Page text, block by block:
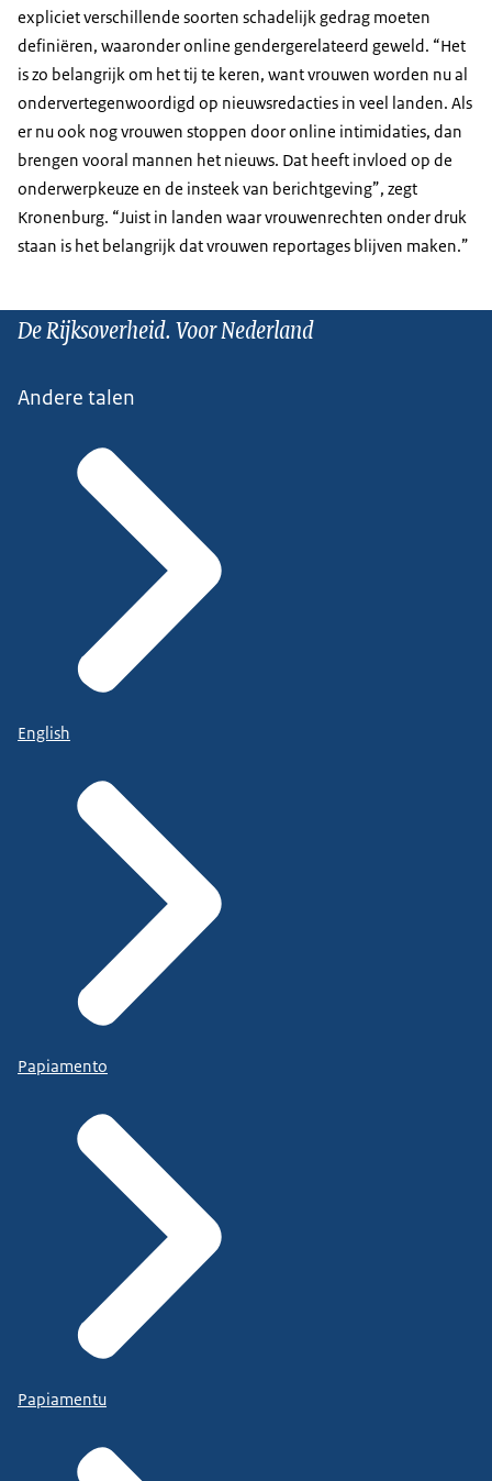
expliciet verschillende soorten schadelijk gedrag moeten
definiëren, waaronder online gendergerelateerd geweld. “Het
is zo belangrijk om het tij te keren, want vrouwen worden nu al
ondervertegenwoordigd op nieuwsredacties in veel landen. Als
er nu ook nog vrouwen stoppen door online intimidaties, dan
brengen vooral mannen het nieuws. Dat heeft invloed op de
onderwerpkeuze en de insteek van berichtgeving”, zegt
Kronenburg. “Juist in landen waar vrouwenrechten onder druk
staan is het belangrijk dat vrouwen reportages blijven maken.”
De Rijksoverheid. Voor Nederland
Andere talen
English
Papiamento
Papiamentu